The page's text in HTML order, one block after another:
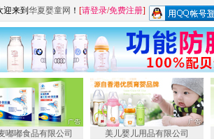
迎来到 华夏婴童网 ！ [请登录/免费注册]
嘟嘟食品有限公司 美儿婴儿用品有限公司